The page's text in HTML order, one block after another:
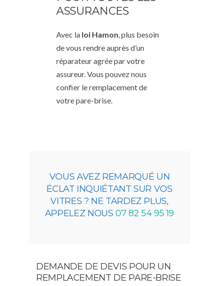
ASSURANCES
Avec la loi Hamon, plus besoin
de vous rendre auprès d’un
réparateur agrée par votre
assureur. Vous pouvez nous
confier le remplacement de
votre pare-brise.
VOUS AVEZ REMARQUÉ UN
ÉCLAT INQUIÉTANT SUR VOS
VITRES ? NE TARDEZ PLUS,
APPELEZ NOUS07 82 54 95 19
DEMANDE DE DEVIS POUR UN
REMPLACEMENT DE PARE-BRISE